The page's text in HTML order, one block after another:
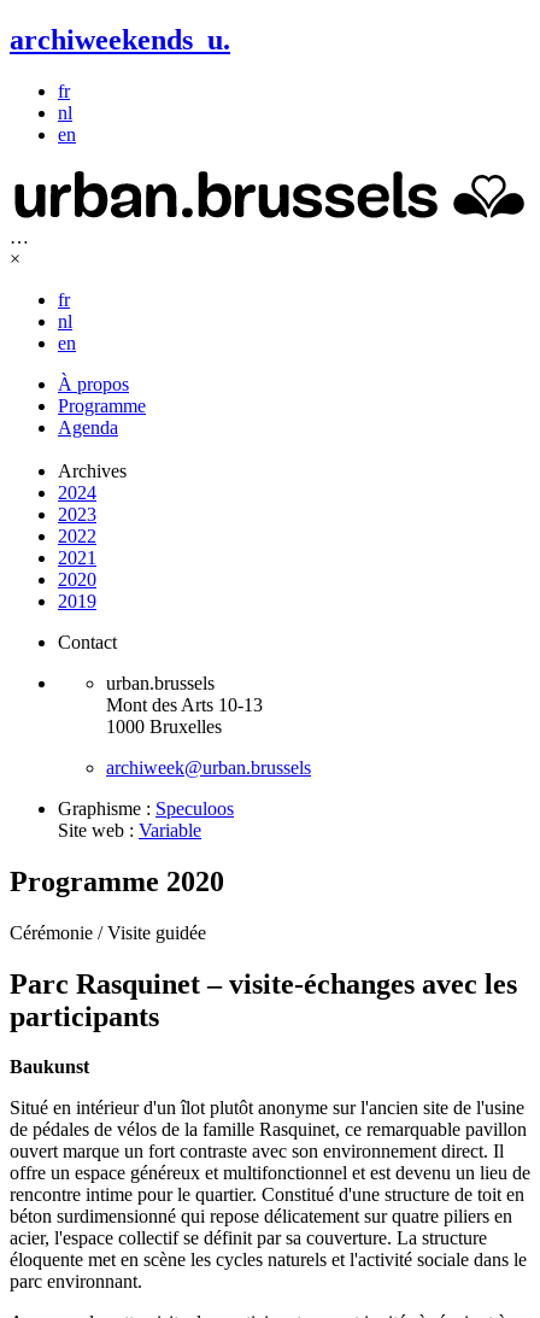
archiweekends u.
fr
nl
en
…
×
fr
nl
en
À propos
Programme
Agenda
Archives
2024
2023
2022
2021
2020
2019
Contact
urban.brussels
Mont des Arts 10-13
1000 Bruxelles
archiweek@urban.brussels
Graphisme : Speculoos
Site web : Variable
Programme 2020
Cérémonie /Visite guidée
Parc Rasquinet – visite-échanges avec les
participants
Baukunst
Situé en intérieur d'un îlot plutôt anonyme sur l'ancien site de l'usine
de pédales de vélos de la famille Rasquinet, ce remarquable pavillon
ouvert marque un fort contraste avec son environnement direct. Il
offre un espace généreux et multifonctionnel et est devenu un lieu de
rencontre intime pour le quartier. Constitué d'une structure de toit en
béton surdimensionné qui repose délicatement sur quatre piliers en
acier, l'espace collectif se définit par sa couverture. La structure
éloquente met en scène les cycles naturels et l'activité sociale dans le
parc environnant.